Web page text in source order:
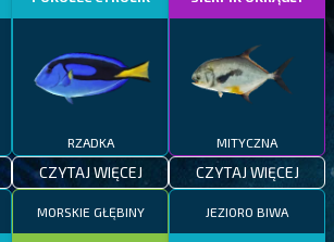
RZADKA
CZYTAJ WIĘCEJ
MITYCZNA
CZYTAJ WIĘCEJ
MORSKIE GŁĘBINY JEZIORO BIWA